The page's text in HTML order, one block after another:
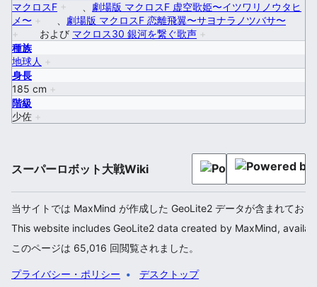
マクロスF +
劇場版 マクロスF 虚空歌姫〜イツワリノウタヒ
メ〜 +
劇場版 マクロスF 恋離飛翼〜サヨナラノツバサ〜
+
および マクロス30 銀河を繋ぐ歌声 +
種族
地球人
+
身長
185 cm +
階級
少佐 +
スーパーロボット大戦Wiki
当サイトでは MaxMind が作成した GeoLite2 データが含まれてお
This website includes GeoLite2 data created by MaxMind,
このページは 65,016 回閲覧されました。
プライバシー・ポリシー デスクトップ